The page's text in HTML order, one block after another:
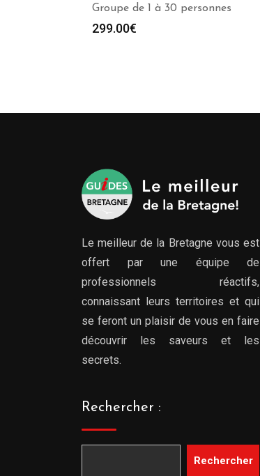
Groupe de 1 à 30 personnes
299.00€
Le meilleur de la Bretagne vous est
offert par une équipe de
professionnels réactifs,
connaissant leurs territoires et qui
se feront un plaisir de vous en faire
découvrir les saveurs et les
secrets.
Rechercher :
Rechercher